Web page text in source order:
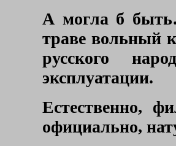
А могла б
траве вольный
русского
эксплуатации.
Естественно,
официально,